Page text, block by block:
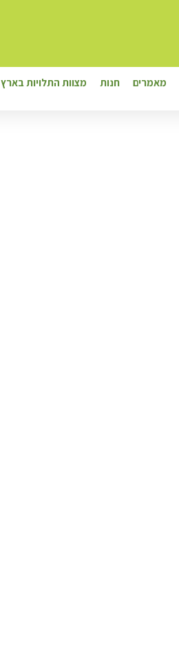
מאמרים חנות מצוות התלויות בארץ